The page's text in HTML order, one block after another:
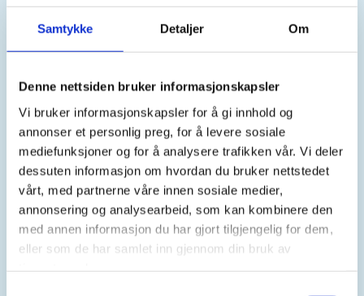
Samtykke Detaljer Om
Denne nettsiden bruker informasjonskapsler
Vi bruker informasjonskapsler for å gi innhold og
annonser et personlig preg, for å levere sosiale
mediefunksjoner og for å analysere trafikken vår. Vi deler
dessuten informasjon om hvordan du bruker nettstedet
vårt, med partnerne våre innen sosiale medier,
annonsering og analysearbeid, som kan kombinere den
med annen informasjon du har gjort tilgjengelig for dem,
eller som de har samlet inn gjennom din bruk av
Tid
09. Sep 2026
Kl. 10.00 - 16.00
Arrangør
DNT Romsdal